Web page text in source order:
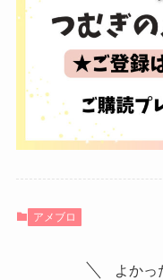
アメブロ
よかっ